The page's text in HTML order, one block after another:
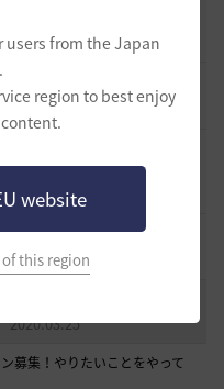
from the Japan
region to best enjoy
website
this region
前
ントは？
2023.02.28
2022.12.21
2021.05.12
2020.03.25
募集！やりたいことをやって